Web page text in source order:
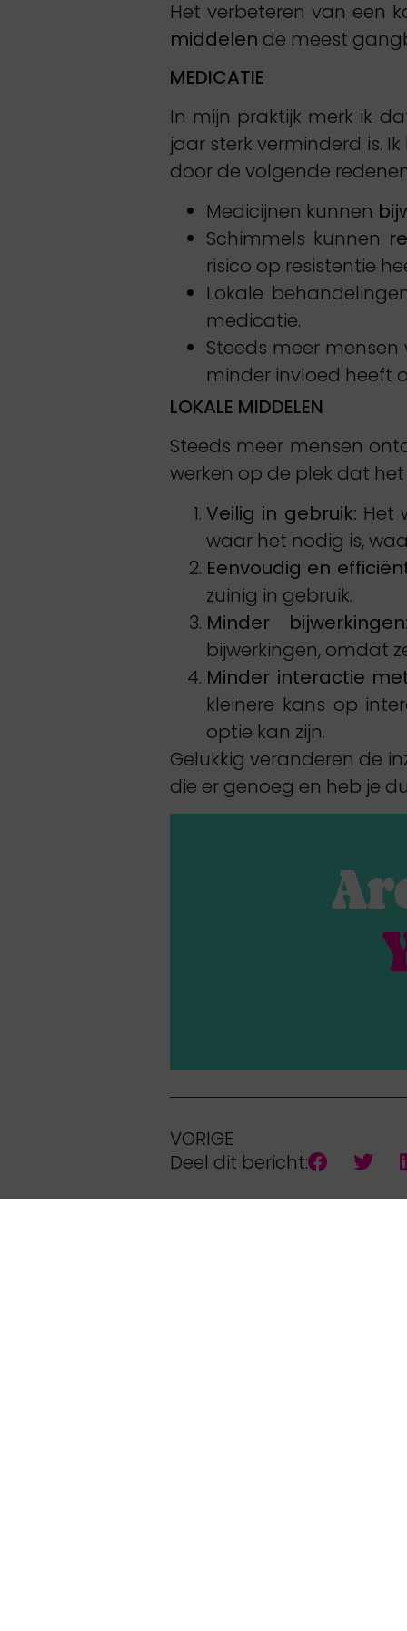
Het verbeteren van een
middelen de meest
MEDICATIE
In mijn praktijk merk ik
jaar sterk verminderd is.
door de volgende
Medicijnen kunnen
Schimmels kunnen
risico op resistentie
Lokale
medicatie.
Steeds meer
minder invloed heeft
LOKALE MIDDELEN
Steeds meer mensen
werken op de plek dat
Veilig in gebruik: Het
waar het nodig is,
Eenvoudig en
zuinig in gebruik.
Minder
bijwerkingen, omdat
Minder interactie
kleinere kans op
optie kan zijn.
Gelukkig veranderen de
die er genoeg en heb je
VORIGE
Deel dit bericht: